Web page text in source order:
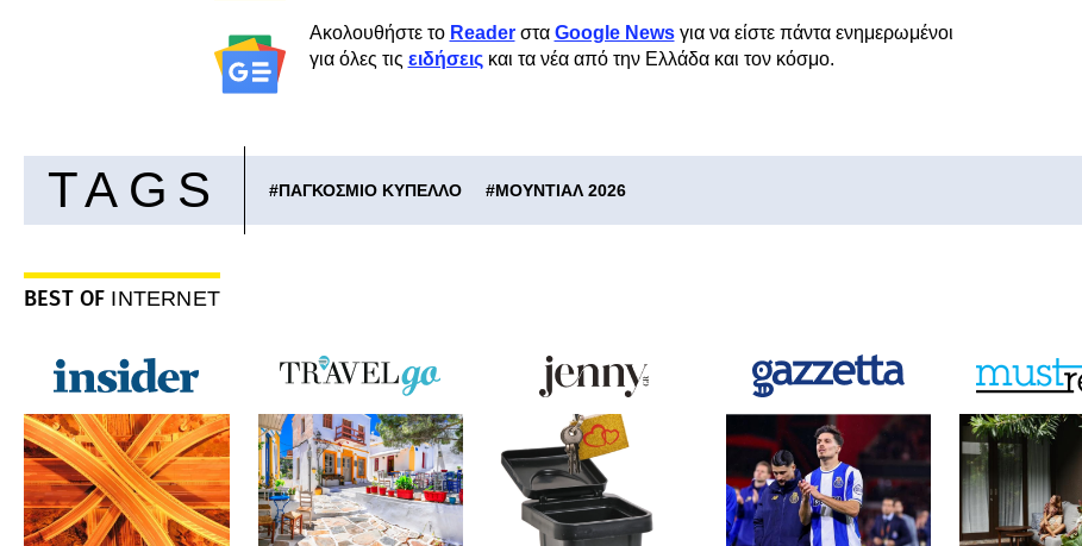
Ακολουθήστε το Readerστα Google Newsγια να είστε πάντα ενημερωμένοι
για όλες τις ειδήσειςκαι τα νέα από την Ελλάδα και τον κόσμο.
TAGS #ΠΑΓΚΟΣΜΙΟ ΚΥΠΕΛΛΟ #ΜΟΥΝΤΙΑΛ 2026
BEST OF INTERNET